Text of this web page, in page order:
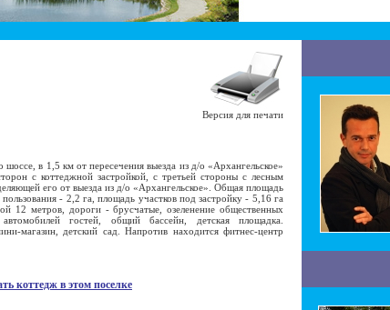
Версия для печати
в 1,5 км от пересечения выезда из д/о «Архангельское»
с коттеджной застройкой, с третьей стороны с лесным
его от выезда из д/о «Архангельское». Общая площадь
- 2,2 га, площадь участков под застройку - 5,16 га
12 метров, дороги - брусчатые, озеленение общественных
гостей, общий бассейн, детская площадка.
магазин, детский сад. Напротив находится фитнес-центр
коттедж в этом поселке